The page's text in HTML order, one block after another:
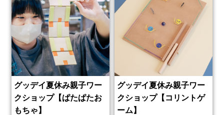
グッデイ夏休み親子ワー
クショップ【ぱたぱたお
もちゃ】
グッデイ夏休み親子ワー
クショップ【コリントゲ
ーム】